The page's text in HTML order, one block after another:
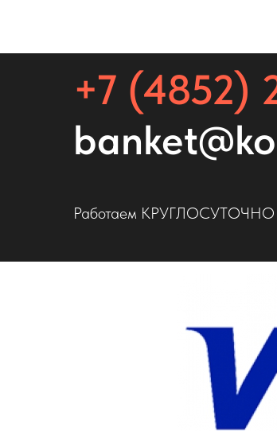
+7 (4852)
Работаем КРУГЛОСУТОЧНО